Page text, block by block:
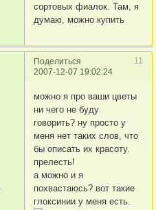
сортовых фиалок. Там, я
думаю, можно купить
Поделиться
11
2007-12-07 19:02:24
можно я про ваши цветы
ни чего не буду
говорить? ну просто у
меня нет таких слов, что
бы описать их красоту.
прелесть!
а можно и я
похвастаюсь? вот такие
глоксинии у меня есть.